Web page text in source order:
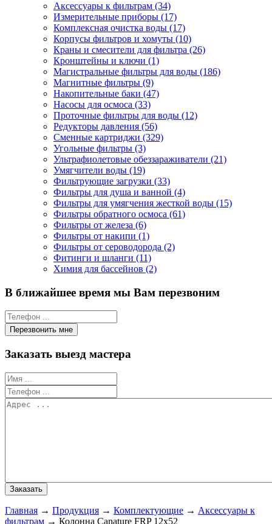
Аксессуары к фильтрам (34)
Измерительные приборы (17)
Комплексная очистка воды (17)
Корпусы фильтров и хомуты (10)
Краны и смесители для фильтра (26)
Кронштейны и ключи (1)
Магистральные фильтры для воды (186)
Магнитные фильтры (9)
Накопительные баки (47)
Насосы для осмоса (33)
Проточные фильтры для воды (12)
Редукторы давления (56)
Сменные картриджи (329)
Угольные фильтры (3)
Ультрафиолетовые обеззараживатели (21)
Умягчители воды (19)
Фильтрующие загрузки (33)
Фильтры для душа и ванной (4)
Фильтры для умягчения жесткой воды (15)
Фильтры обратного осмоса (61)
Фильтры от железа (6)
Фильтры от накипи (1)
Фильтры от сероводорода (2)
Фитинги и шланги (11)
Химия для бассейнов (2)
В ближайшее время мы Вам перезвоним
Заказать выезд мастера
Главная → Продукция → Комплектующие → Аксессуары к
фильтрам → Колонна Canature FRP 12х52